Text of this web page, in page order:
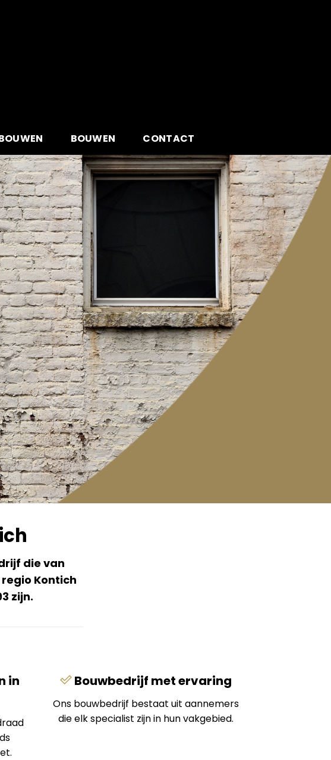
BOUWEN CONTACT
die van
Kontich
zijn.
in
Bouwbedrijf met ervaring
Ons bouwbedrijf bestaat uit aannemers
die elk specialist zijn in hun vakgebied.